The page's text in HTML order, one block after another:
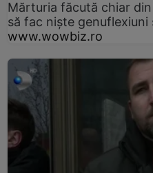
Mărturia făcută chiar
să fac niște genuflexiuni
www.wowbiz.ro